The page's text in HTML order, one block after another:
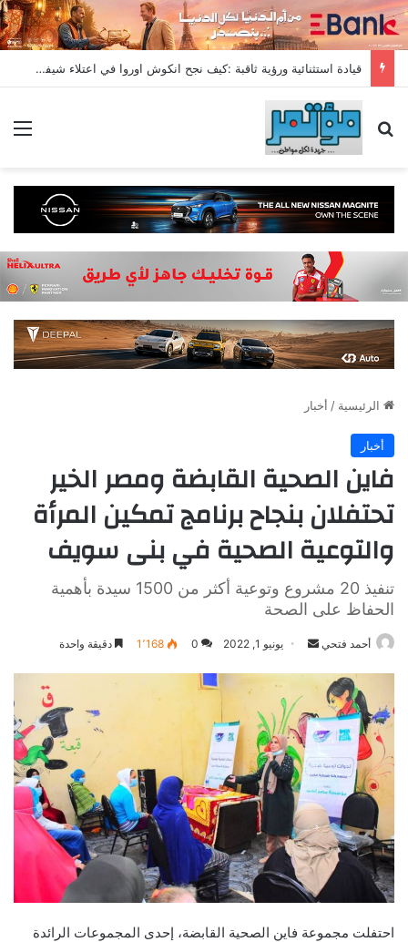
قيادة استثنائية ورؤية ثاقبة :كيف نجح انكوش اوروا في اعتلاء شيفروليه وام جى قمة مبيعات يوليو2026
بحث عن
الرئيسية / أخبار
أخبار
فاين الصحية القابضة ومصر الخير
تحتفلان بنجاح برنامج تمكين المرأة
والتوعية الصحية في بنى سويف
تنفيذ 20 مشروع وتوعية أكثر من 1500 سيدة بأهمية
الحفاظ على الصحة
أحمد فتحي
أرسل
إلكترونيا
يونيو 1, 2022 0 1٬168 دقيقة واحدة
احتفلت مجموعة فاين الصحية القابضة، إحدى المجموعات الرائدة